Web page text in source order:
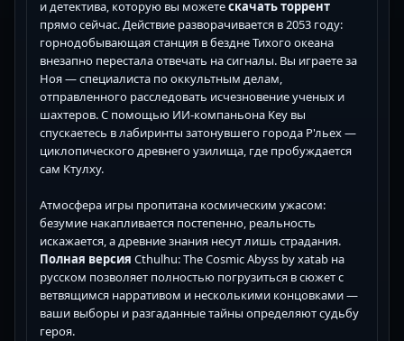
и детектива, которую вы можетескачать торрент
прямо сейчас. Действие разворачивается в 2053 году:
горнодобывающая станция в бездне Тихого океана
внезапно перестала отвечать на сигналы. Вы играете за
Ноя — специалиста по оккультным делам,
отправленного расследовать исчезновение ученых и
шахтеров. С помощью ИИ-компаньона Key вы
спускаетесь в лабиринты затонувшего города Р'льех —
циклопического древнего узилища, где пробуждается
сам Ктулху.
Атмосфера игры пропитана космическим ужасом:
безумие накапливается постепенно, реальность
искажается, а древние знания несут лишь страдания.
Полная версия Cthulhu: The Cosmic Abyss by xatab на
русском позволяет полностью погрузиться в сюжет с
ветвящимся нарративом и несколькими концовками —
ваши выборы и разгаданные тайны определяют судьбу
героя.